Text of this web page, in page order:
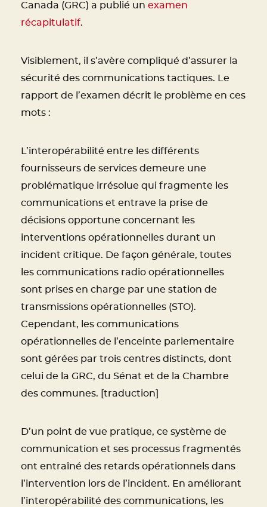
Canada (GRC) a publié un examen
récapitulatif.
Visiblement, il s’avère compliqué d’assurer la
sécurité des communications tactiques. Le
rapport de l’examen décrit le problème en ces
mots :
L’interopérabilité entre les différents
fournisseurs de services demeure une
problématique irrésolue qui fragmente les
communications et entrave la prise de
décisions opportune concernant les
interventions opérationnelles durant un
incident critique. De façon générale, toutes
les communications radio opérationnelles
sont prises en charge par une station de
transmissions opérationnelles (STO).
Cependant, les communications
opérationnelles de l’enceinte parlementaire
sont gérées par trois centres distincts, dont
celui de la GRC, du Sénat et de la Chambre
des communes. [traduction]
D’un point de vue pratique, ce système de
communication et ses processus fragmentés
ont entraîné des retards opérationnels dans
l’intervention lors de l’incident. En améliorant
l’interopérabilité des communications, les